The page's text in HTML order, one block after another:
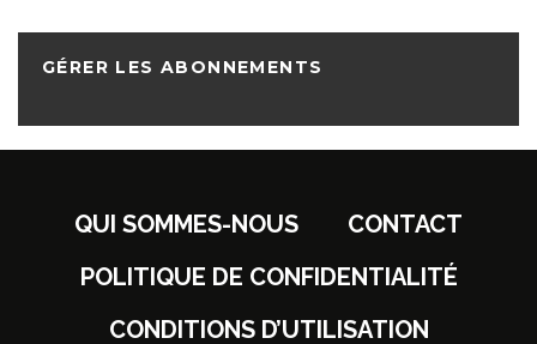
GÉRER LES ABONNEMENTS
QUI SOMMES-NOUS
CONTACT
POLITIQUE DE CONFIDENTIALITÉ
CONDITIONS D’UTILISATION